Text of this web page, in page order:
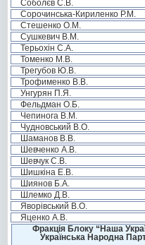
Соболєв С.В.
Сорочинська-Кириленко Р.М.
Стешенко О.М.
Сушкевич В.М.
Терьохін С.А.
Томенко М.В.
Трегубов Ю.В.
Трофименко В.В.
Унгурян П.Я.
Фельдман О.Б.
Чепинога В.М.
Чудновський В.О.
Шаманов В.В.
Шевченко А.В.
Шевчук С.В.
Шишкіна Е.В.
Шиянов Б.А.
Шлемко Д.В.
Яворівський В.О.
Яценко А.В.
Фракція Блоку “Наша
Українська Народна